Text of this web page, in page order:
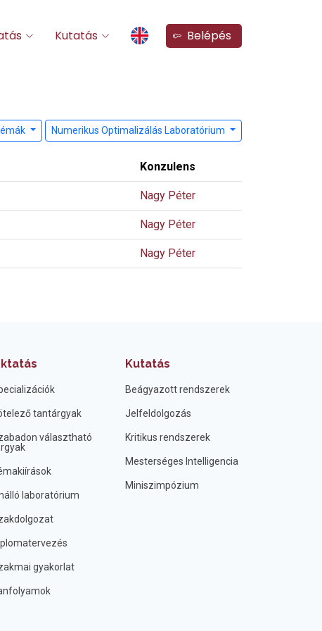
Kutatás Belépés
Numerikus Optimalizálás Laboratórium
Konzulens
Nagy Péter
Nagy Péter
Nagy Péter
tantárgyak
választható
laboratórium
gyakorlat
Kutatás
Beágyazott rendszerek
Jelfeldolgozás
Kritikus rendszerek
Mesterséges Intelligencia
Miniszimpózium